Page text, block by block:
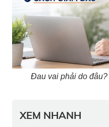
Đau vai phải do
XEM NHANH